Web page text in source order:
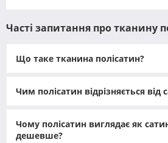
матеріал, який здобув довіру
первісний вигляд.
особливим сатиновим
структура надає полотну гладку й
мнеться, майже не потребує
дивовижною стійкістю до
Часті запитання про тканину
Що таке тканина полісатин?
Чим полісатин відрізняється від
Чому полісатин виглядає як
дешевше?